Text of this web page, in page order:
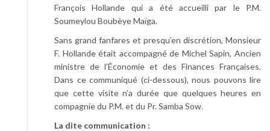
François Hollande qui a été accueilli par le P.M.
Soumeylou Boubèye Maïga.
Sans grand fanfares et presqu’en discrétion, Monsieur
F. Hollande était accompagné de Michel Sapin, Ancien
ministre de l’Économie et des Finances Françaises.
Dans ce communiqué (ci-dessous), nous pouvons lire
que cette visite n’a durée que quelques heures en
compagnie du P.M. et du Pr. Samba Sow.
La dite communication :